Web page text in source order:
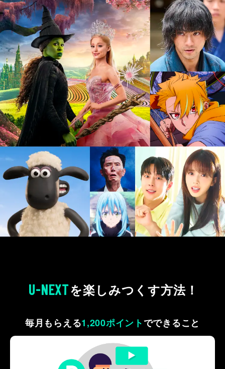
U-NEXTを楽しみつくす方法！
毎月もらえる1,200ポイントでできること